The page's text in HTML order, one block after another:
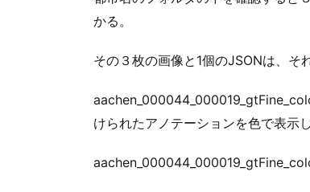
かる。
その３枚の画像と1個のJSONは、そ
けられたアノテーションを色で表示